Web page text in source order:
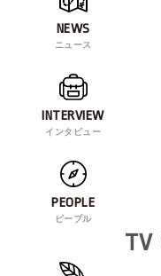
NEWS
ニュース
INTERVIEW
インタビュー
PEOPLE
ピープル
TV